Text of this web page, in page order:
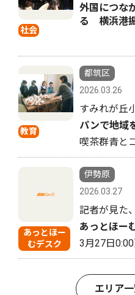
社会
外国につな
る 横浜港
教育
都筑区
2026.03.26
すみれが丘
パンで地域
喫茶群青と
あっとほー
むデスク
伊勢原
2026.03.27
記者が見た
あっとほー
3月27日
エリア